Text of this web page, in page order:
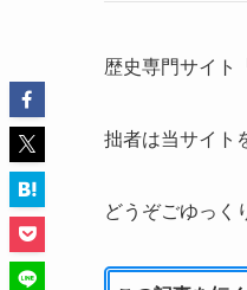
歴史専門サイト
拙者は当サイト
どうぞごゆっく